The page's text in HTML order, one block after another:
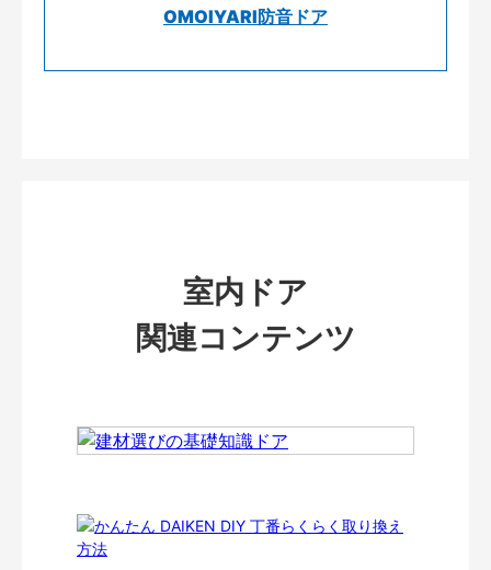
OMOIYARI防音ドア
室内ドア
関連コンテンツ